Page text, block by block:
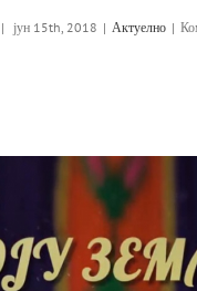
| јун 15th, 2018 | Актуелно |